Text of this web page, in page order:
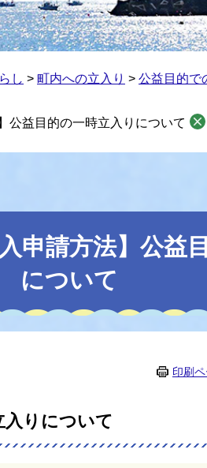
し > 町内への立入り > 公益目的で
公益目的の一時立入りについて
申請方法】公益
について
印刷
入りについて